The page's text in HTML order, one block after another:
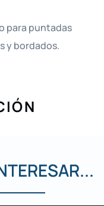
para puntadas
y bordados.